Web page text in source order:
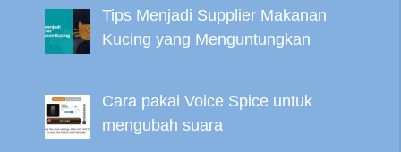
Tips Menjadi Supplier Makanan
Kucing yang Menguntungkan
Cara pakai Voice Spice untuk
mengubah suara